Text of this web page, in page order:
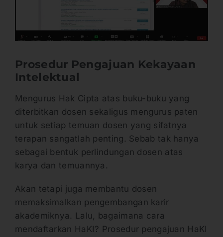
Prosedur Pengajuan Kekayaan
Intelektual
Mengurus Hak Cipta atas buku-buku yang
diterbitkan dosen sekaligus mengurus paten
untuk setiap temuan dosen yang sifatnya
terapan sangatlah penting. Sebab tak hanya
sebagai bentuk perlindungan dosen atas
karya dan temuannya.
Akan tetapi juga membantu dosen
memaksimalkan pengembangan karir
akademiknya. Lalu, bagaimana cara
mendaftarkan HaKI? Prosedur pengajuan HaKI